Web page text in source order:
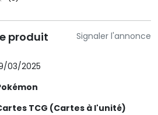
Signaler l'annonce
produit
03/2025
TCG (Cartes à l'unité)